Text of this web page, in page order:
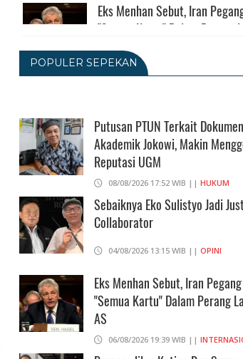
Eks Menhan Sebut, Iran
"Semua Kartu" Dalam Perang
AS
06/08/2026 19:39 WIB ||
06/08/2026 19:02 WIB ||KEUANGAN
Ratusan Senjata Api Dan
Ditemukan Di Ruang Kepala
Sekolah Di Jaksel
06/08/2026 17:40 WIB ||
POPULER SEPEKAN
Putusan PTUN Terkait Dokumen
Akademik Jokowi, Makin
Reputasi UGM
08/08/2026 17:52 WIB || HUKUM
Sebaiknya Eko Sulistyo Jadi
Collaborator
04/08/2026 13:15 WIB || OPINI
Eks Menhan Sebut, Iran Pegang
"Semua Kartu" Dalam Perang
AS
06/08/2026 19:39 WIB ||